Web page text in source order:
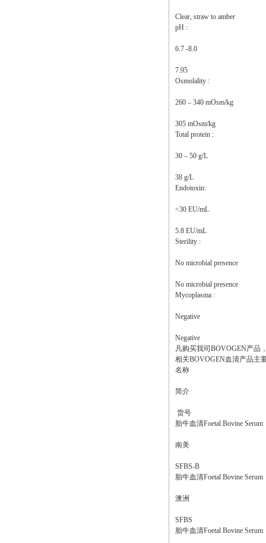
Clear, straw to amber
pH :
6.7 -8.0
7.95
Osmolality :
260 – 340 mOsm/kg
305 mOsm/kg
Total protein :
30 – 50 g/L
38 g/L
Endotoxin:
<30 EU/mL
5.8 EU/mL
Sterility :
No microbial presence
No microbial presence
Mycoplasma :
Negative
Negative
凡购买我司BOVOGEN产品
相关BOVOGEN血清产品主
名称
简介
货号
胎牛血清Foetal Bovine Serum
南美
SFBS-B
胎牛血清Foetal Bovine Serum
澳洲
SFBS
胎牛血清Foetal Bovine Serum